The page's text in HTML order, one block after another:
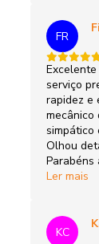
FR
Excelente dia. Só quero agradecer
serviço
rapidez e
mecânico
simpático
Olhou
Parabéns
Ler mais
KC